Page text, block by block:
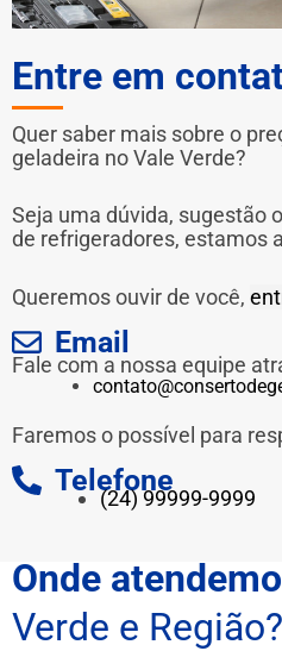
Entre em
Quer saber mais sobre o
geladeira no Vale Verde?
Seja uma dúvida, sugestão
de refrigeradores, estamos
Queremos ouvir de você,
Email
Fale com a nossa equipe
Faremos o possível para
Telefone
(24) 99999-9999
Onde
Verde e Região?